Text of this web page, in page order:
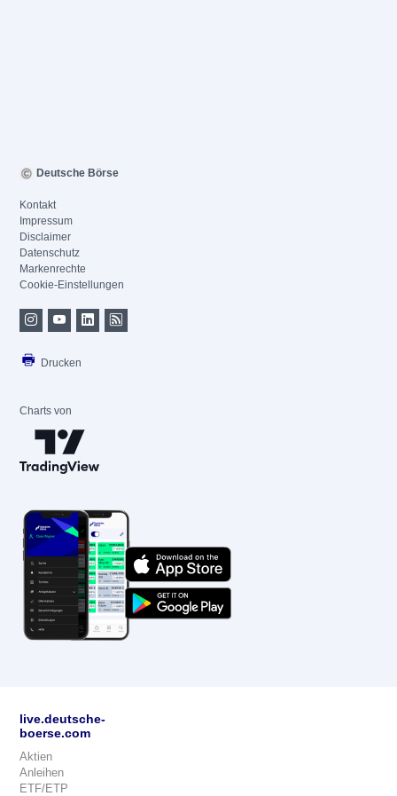
Deutsche Börse
Kontakt
Impressum
Disclaimer
Datenschutz
Markenrechte
Cookie-Einstellungen
Drucken
Charts von
live.deutsche-
boerse.com
Aktien
Anleihen
ETF/ETP